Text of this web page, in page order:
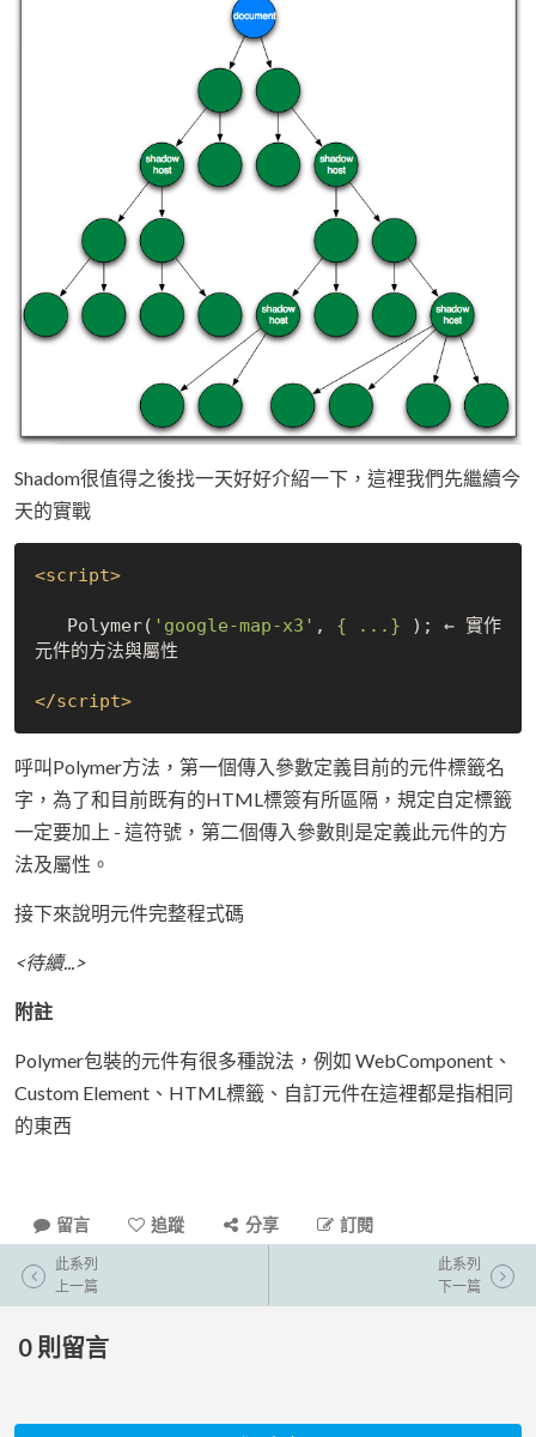
Shadom很值得之後找一天好好介紹一下，這裡我們先繼續今
天的實戰
<script>
   Polymer(
'google-map-x3' , { ...} ); ← 實作
元件的方法與屬性
</script>
呼叫Polymer方法，第一個傳入參數定義目前的元件標籤名
字，為了和目前既有的HTML標簽有所區隔，規定自定標籤
一定要加上 - 這符號，第二個傳入參數則是定義此元件的方
法及屬性。
接下來說明元件完整程式碼
<待續...>
附註
Polymer包裝的元件有很多種說法，例如 WebComponent、
Custom Element、HTML標籤、自訂元件在這裡都是指相同
的東西
留言 追蹤 分享 訂閱
此系列
上一篇
此系列
下一篇
0 則留言